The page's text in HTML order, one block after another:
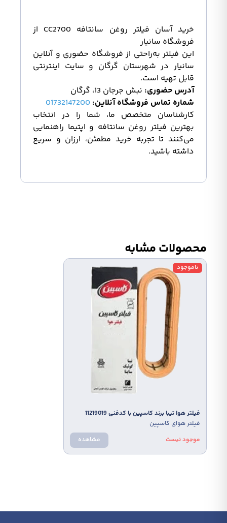
خرید آسان فیلتر روغن سانتافه CC2700 از
فروشگاه سانیار
این فیلتر به‌راحتی از فروشگاه حضوری و آنلاین
سانیار در شهرستان گرگان و سایت اینترنتی
قابل تهیه است.
آدرس حضوری:نبش جرجان 13، گرگان
شماره تماس فروشگاه آنلاین: 01732147200
کارشناسان متخصص ما، شما را در انتخاب
بهترین فیلتر روغن سانتافه و اپتیما راهنمایی
می‌کنند تا تجربه خرید مطمئن، ارزان و سریع
داشته باشید.
محصولات مشابه
ناموجود
فيلتر هوا تيبا برند كاسپين با كدفنی 11219019
فیلتر هوای کاسپین
موجود نیست
مشاهده